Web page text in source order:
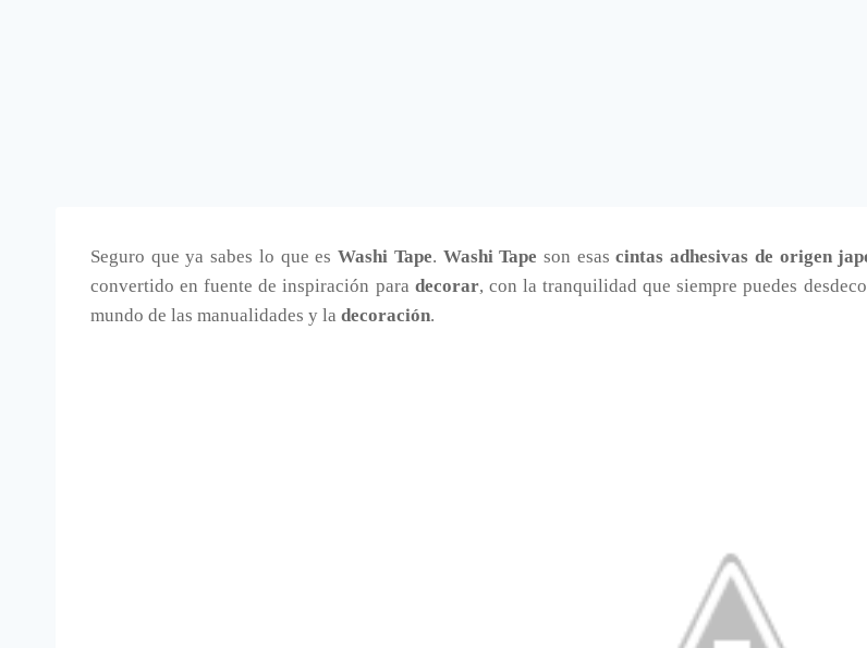
Seguro que ya sabes lo que esWashi Tape. Washi Tape son esascintas adhesivas de origen
convertido en fuente de inspiración para decorar, con la tranquilidad que siempre puedes
mundo de las manualidades y la decoración.